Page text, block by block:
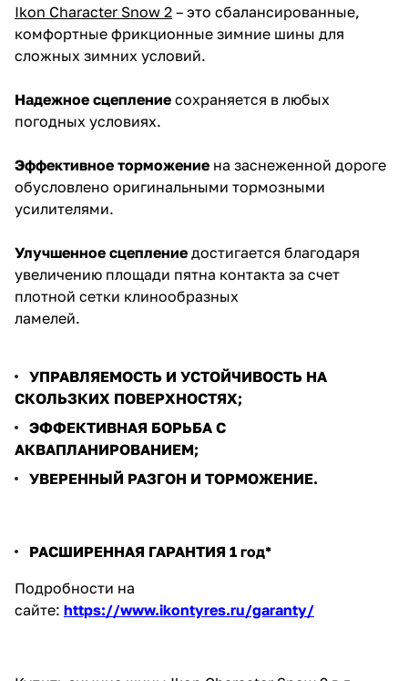
Ikon Character Snow 2 – это сбалансированные,
комфортные фрикционные зимние шины для
сложных зимних условий.
Надежное сцепление сохраняется в любых
погодных условиях.
Эффективное торможение на заснеженной дороге
обусловлено оригинальными тормозными
усилителями.
Улучшенное сцепление достигается благодаря
увеличению площади пятна контакта за счет
плотной сетки клинообразных
ламелей.
УПРАВЛЯЕМОСТЬ И УСТОЙЧИВОСТЬ НА
СКОЛЬЗКИХ ПОВЕРХНОСТЯХ;
ЭФФЕКТИВНАЯ БОРЬБА С
АКВАПЛАНИРОВАНИЕМ;
УВЕРЕННЫЙ РАЗГОН И ТОРМОЖЕНИЕ.
РАСШИРЕННАЯ ГАРАНТИЯ 1 год*
Подробности на
сайте: https://www.ikontyres.ru/garanty/